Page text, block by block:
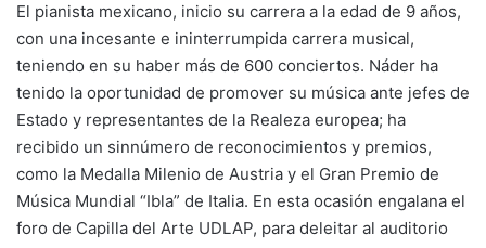
El pianista mexicano, inicio su carrera a la edad de 9 años,
con una incesante e ininterrumpida carrera musical,
teniendo en su haber más de 600 conciertos. Náder ha
tenido la oportunidad de promover su música ante jefes de
Estado y representantes de la Realeza europea; ha
recibido un sinnúmero de reconocimientos y premios,
como la Medalla Milenio de Austria y el Gran Premio de
Música Mundial “Ibla” de Italia. En esta ocasión engalana el
foro de Capilla del Arte UDLAP, para deleitar al auditorio